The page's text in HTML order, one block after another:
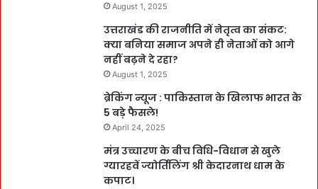
August 1, 2025
उत्तराखंड की राजनीति में नेतृत्व का संकट:
क्या बनिया समाज अपने ही नेताओं को आगे
नहीं बढ़ने दे रहा?
August 1, 2025
ब्रेकिंग न्यूज : पाकिस्तान के खिलाफ भारत के
5 बड़े फैसले!
April 24, 2025
मंत्र उच्चारण के बीच विधि-विधान से खुले
ग्यारहवें ज्योर्तिलिंग श्री केदारनाथ धाम के
कपाट।